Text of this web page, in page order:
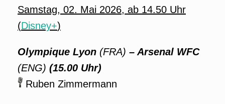
Samstag, 02. Mai 2026, ab 14.50 Uhr
(Disney+)
Olympique Lyon (FRA) – Arsenal WFC
(ENG) (15.00 Uhr)
Ruben Zimmermann